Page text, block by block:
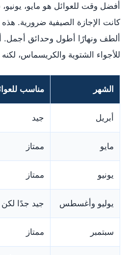
أفضل وقت للعوائل هو مايو، يونيو،
كانت الإجازة الصيفية ضرورية.
ألطف ونهارًا أطول وحدائق أجمل.
للأجواء الشتوية والكريسماس، لكنه
الشهر مناسب
أبريل جيد
مايو ممتاز
يونيو ممتاز
يوليو وأغسطس جيد جدًا
سبتمبر ممتاز